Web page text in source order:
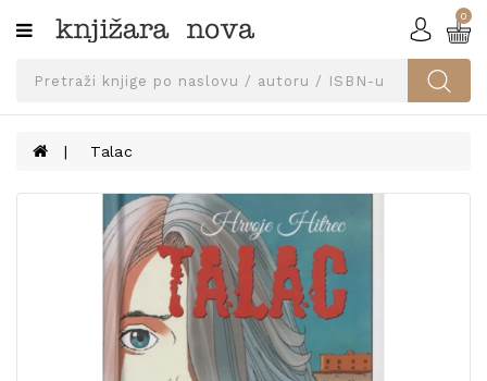
Kategorije
SVEUČILIŠNA
UDŽBENICI
KNJIGE
PRIBOR
0
Talac